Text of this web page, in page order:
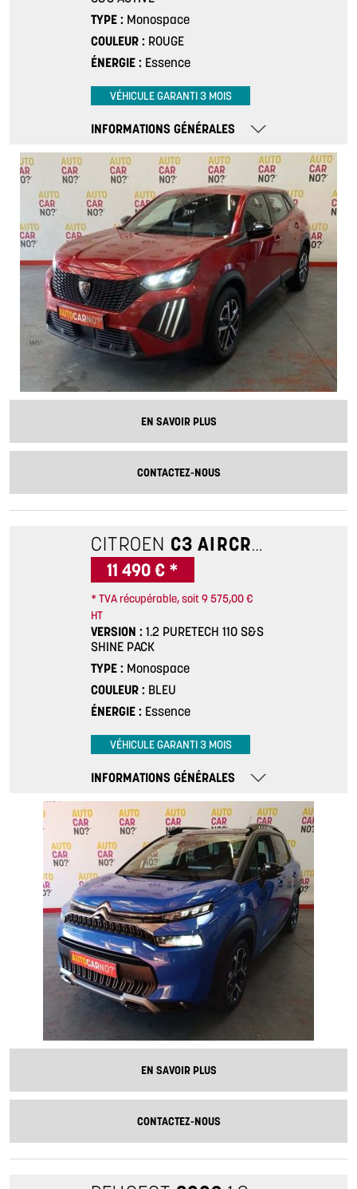
TYPE
Monospace
COULEUR
ROUGE
ÉNERGIE
Essence
VÉHICULE GARANTI 3 MOIS
INFORMATIONS GÉNÉRALES
EN SAVOIR PLUS
CONTACTEZ-NOUS
CITROEN C3 AIRCROSS
11 490 € *
* TVA récupérable, soit 9 575,00 €
HT
VERSION
1.2 PURETECH 110 S&S
SHINE PACK
TYPE
Monospace
COULEUR
BLEU
ÉNERGIE
Essence
VÉHICULE GARANTI 3 MOIS
INFORMATIONS GÉNÉRALES
EN SAVOIR PLUS
CONTACTEZ-NOUS